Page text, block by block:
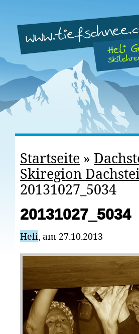
Startseite »
Skiregion
20131027_5034
20131027_5034
Heli, am 27.10.2013